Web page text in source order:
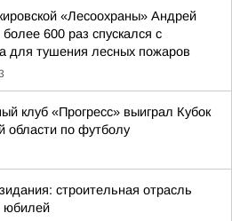
«Лесоохраны» Андрей
600 раз спускался с
для тушения лесных пожаров
клуб «Прогресс» выиграл Кубок
области по футболу
строительная отрасль
юбилей